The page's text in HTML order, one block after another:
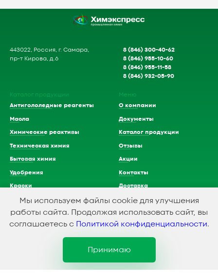
443022, Россия, г. Самара,
пр-т Кирова, д.6
8 (846) 300-40-62
8 (846) 955-10-60
8 (846) 955-11-58
8 (846) 932-05-90
Каталог продукции
Антигололедные реагенты
Масла
Химические реактивы
Техническая химия
Бытовая химия
Удобрения
Краски
Растворители
Кислоты
Меню
О компании
Документы
Каталог продукции
Отзывы
Акции
Контакты
Доставка
1994-2023 © ООО Химэкспресс
Создание и продвижение сайта SMEDIAGROUP
Мы используем файлы cookie для улучшения
работы сайта. Продолжая использовать сайт, вы
соглашаетесь с Политикой конфиденциальности.
Принимаю